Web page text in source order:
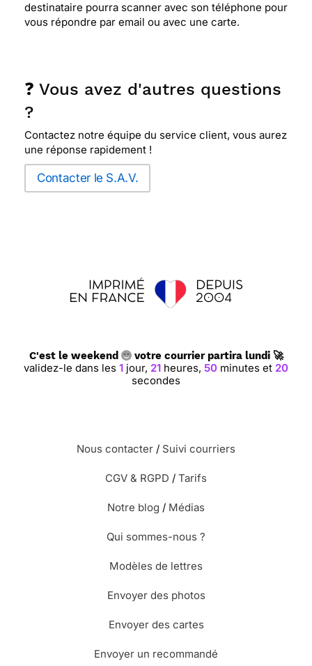
destinataire pourra scanner avec son téléphone pour
vous répondre par email ou avec une carte.
❓ Vous avez d'autres questions
?
Contactez notre équipe du service client, vous aurez
une réponse rapidement !
Contacter le S.A.V.
C'est le weekend votre courrier partira lundi 🚀
validez-le dans les1 jour,21 heures,50 minutes et19
secondes
Nous contacter / Suivi courriers
CGV & RGPD / Tarifs
Notre blog / Médias
Qui sommes-nous ?
Modèles de lettres
Envoyer des photos
Envoyer des cartes
Envoyer un recommandé